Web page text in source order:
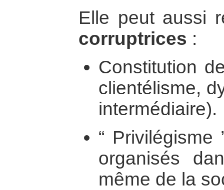
Elle peut aussi
corruptrices :
Constitution
clientélisme,
intermédiaire).
“
organisés
même de la